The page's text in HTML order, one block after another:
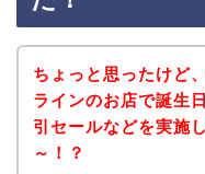
ちょっと思ったけど
ラインのお店で誕生
引セールなどを実施
～！？